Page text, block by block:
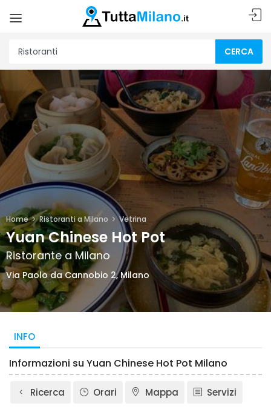
CERCA
Home Ristoranti a Milano Vetrina
Yuan Chinese Hot Pot
Ristorante a Milano
Via Paolo da Cannobio 2, Milano
INFO
Informazioni su Yuan Chinese Hot Pot Milano
Ricerca Orari Mappa Servizi